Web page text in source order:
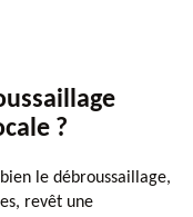
?
le débroussaillage,
revêt une